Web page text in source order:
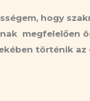
hogy
megfelelően
történik az